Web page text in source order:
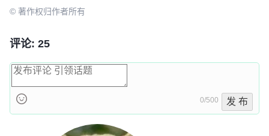
© 著作权归作者所有
评论: 25
0/500 发 布